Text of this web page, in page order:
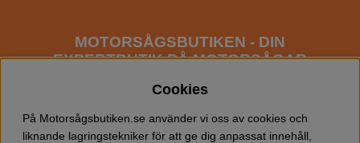
MOTORSÅGSBUTIKEN - DIN
EXPERTBUTIK PÅ MOTORSÅGAR
fokus mot entusiaster och professionella användare av
Cookies
På Motorsågsbutiken.se använder vi oss av cookies och
liknande lagringstekniker för att ge dig anpassat innehåll,